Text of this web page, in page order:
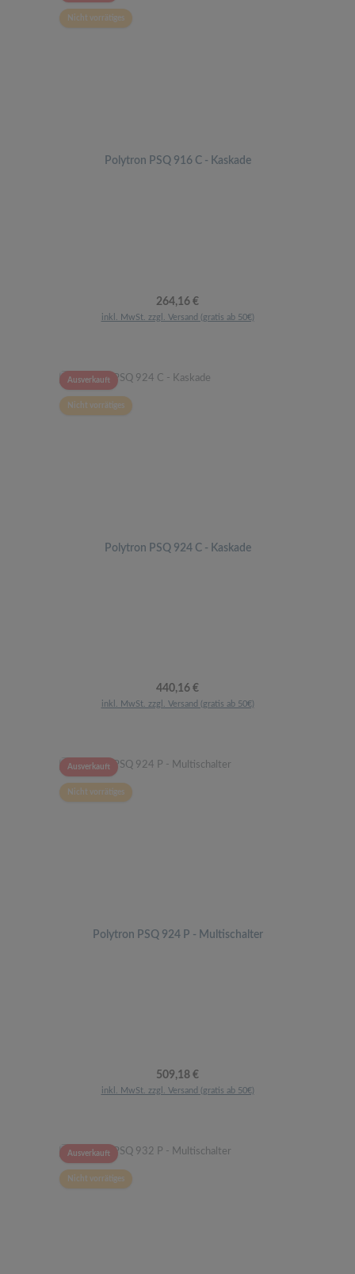
Nicht vorrätiges
Polytron PSQ 916 C - Kaskade
Regulärer Preis:
264,16 €
inkl. MwSt. zzgl. Versand (gratis ab 50€)
Ausverkauft
Nicht vorrätiges
Polytron PSQ 924 C - Kaskade
Regulärer Preis:
440,16 €
inkl. MwSt. zzgl. Versand (gratis ab 50€)
Ausverkauft
Nicht vorrätiges
Polytron PSQ 924 P - Multischalter
Regulärer Preis:
509,18 €
inkl. MwSt. zzgl. Versand (gratis ab 50€)
Ausverkauft
Nicht vorrätiges